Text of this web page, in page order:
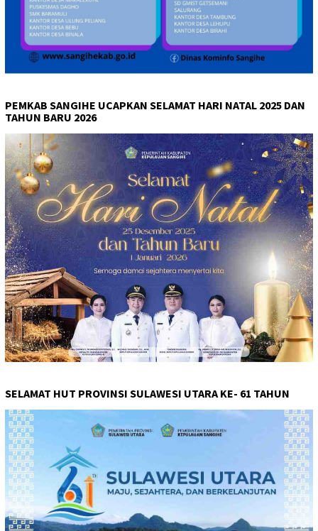
PEMKAB SANGIHE UCAPKAN SELAMAT HARI NATAL 2025 DAN
TAHUN BARU 2026
SELAMAT HUT PROVINSI SULAWESI UTARA KE- 61 TAHUN